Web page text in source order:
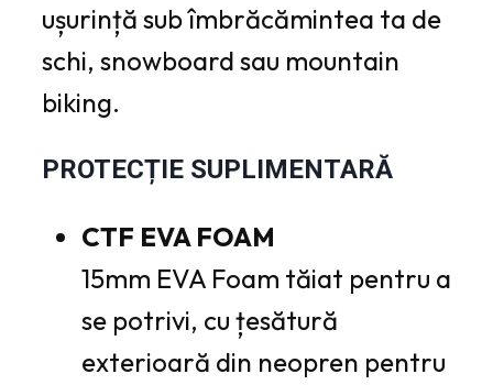
ușurință sub îmbrăcămintea ta de
schi, snowboard sau mountain
biking.
PROTECȚIE SUPLIMENTARĂ
CTF EVA FOAM
15mm EVA Foam tăiat pentru a
se potrivi, cu țesătură
exterioară din neopren pentru